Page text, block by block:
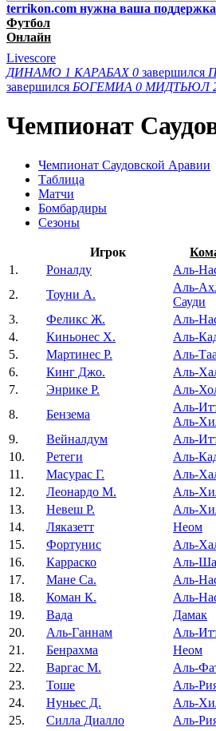
terrikon.com нужна ваша
Футбол
Онлайн
Livescore
ДИНАМО 1 КАРАБАХ 0 завершился
завершился БОГЕМИА 0 МИДТЬЮЛ
Чемпионат
Чемпионат Саудовской Аравии
Таблица
Матчи
Бомбардиры
Сезоны
Игрок
1.
Роналду Аль-
2.
Тоуни А.
Аль-
Сауди
3.
Феликс Ж. Аль-
4.
Киньонес Х. Аль-
5.
Мартинес Р. Аль-
6.
Кинг Джо. Аль-
7.
Энрике Р. Аль-
8.
Бензема
Аль-
Аль-
9.
Вейналдум Аль-
10.
Ретеги Аль-
11.
Масурас Г. Аль-
12.
Леонардо М. Аль-
13.
Невеш Р. Аль-
14.
Ляказетт Неом
15.
Фортунис Аль-
16.
Карраско Аль-
17.
Мане Са. Аль-
18.
Коман К. Аль-
19.
Вада Дамак
20.
Аль-Ганнам Аль-
21.
Бенрахма Неом
22.
Варгас М. Аль-
23.
Тоше Аль-
24.
Нуньес Д. Аль-
25.
Силла Диалло Аль-